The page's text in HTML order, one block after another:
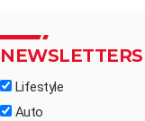
NEWSLETTERS
Lifestyle
Auto